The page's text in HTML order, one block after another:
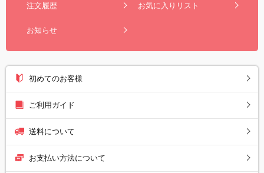
注文履歴 お気に入りリスト
お知らせ
初めてのお客様
ご利用ガイド
送料について
お支払い方法について